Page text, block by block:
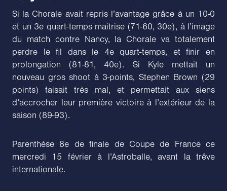
Si la Chorale avait repris l’avantage grâce à un 10-0
et un 3e quart-temps maitrise (71-60, 30e), à l’image
du match contre Nancy, la Chorale va totalement
perdre le fil dans le 4e quart-temps, et finir en
prolongation (81-81, 40e). Si Kyle mettait un
nouveau gros shoot à 3-points, Stephen Brown (29
points) faisait très mal, et permettait aux siens
d’accrocher leur première victoire à l’extérieur de la
saison (89-93).
Parenthèse 8e de finale de Coupe de France ce
mercredi 15 février à l’Astroballe, avant la trêve
internationale.